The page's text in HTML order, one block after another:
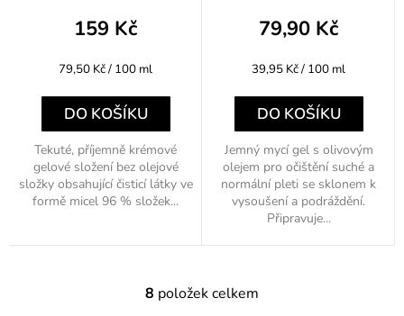
159 Kč
Měrná
79,50 Kč / 100 ml
DO KOŠÍKU
Tekuté, příjemně krémové
gelové složení bez olejové
složky obsahující čisticí látky ve
formě micel 96 % složek...
79,90 Kč
Měrná
39,95 Kč / 100 ml
DO KOŠÍKU
Jemný mycí gel s olivovým
olejem pro očištění suché a
normální pleti se sklonem k
vysoušení a podráždění.
Připravuje...
O
8 položek celkem